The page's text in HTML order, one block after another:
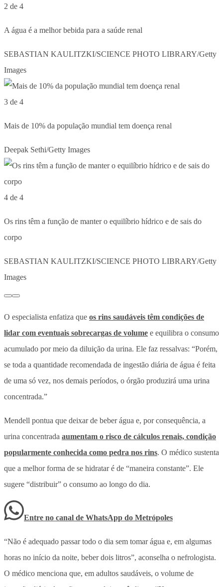
2 de 4
A água é a melhor bebida para a saúde renal
SEBASTIAN KAULITZKI/SCIENCE PHOTO LIBRARY/Getty
Images
3 de 4
Mais de 10% da população mundial tem doença renal
Deepak Sethi/Getty Images
4 de 4
Os rins têm a função de manter o equilíbrio hídrico e de sais do
corpo
SEBASTIAN KAULITZKI/SCIENCE PHOTO LIBRARY/Getty
Images
O especialista enfatiza que os rins saudáveis têm condições de
lidar com eventuais sobrecargas de volume e equilibra o consumo
acumulado por meio da diluição da urina. Ele faz ressalvas: “Porém,
se toda a quantidade recomendada de ingestão diária de água é feita
de uma só vez, nos demais períodos, o órgão produzirá uma urina
concentrada.”
Mendell pontua que deixar de beber água e, por consequência, a
urina concentrada aumentam o risco de cálculos renais, condição
popularmente conhecida como pedra nos rins. O médico sustenta
que a melhor forma de se hidratar é de “maneira constante”. Ele
sugere “distribuir” o consumo ao longo do dia.
Entre no canal de WhatsApp do Metrópoles
“Não é adequado passar todo o dia sem tomar água e, em algumas
horas no início da noite, beber dois litros”, aconselha o nefrologista.
O médico menciona que, em adultos saudáveis, o volume de